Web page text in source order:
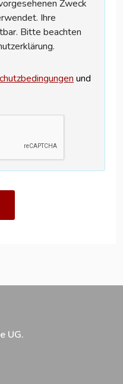
Zweck
Ihre
Bitte beachten
und
UG.